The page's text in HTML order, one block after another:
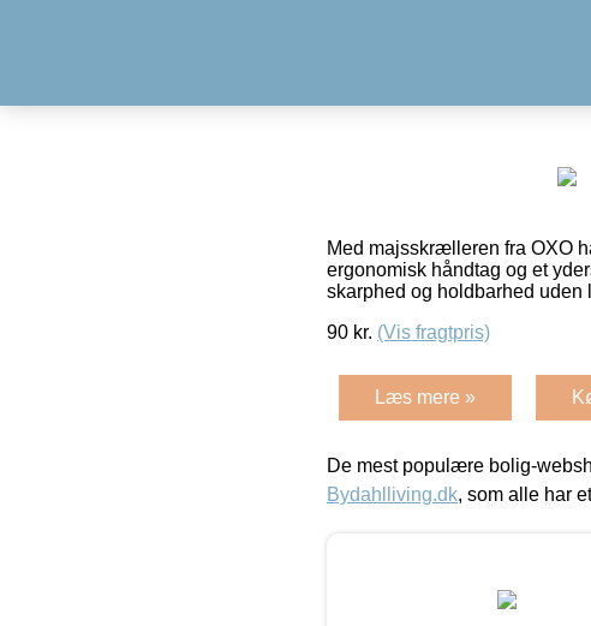
Med majsskrælleren fra OXO
ergonomisk håndtag og et
skarphed og holdbarhed uden
90 kr. (Vis fragtpris)
Læs mere »
De mest populære bolig-
Bydahlliving.dk, som alle har